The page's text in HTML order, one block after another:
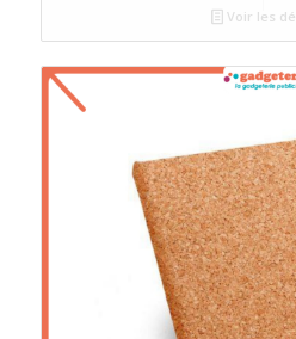
Voir les